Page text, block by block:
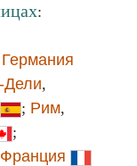
:
Германия
,
; Рим,
;
Франция